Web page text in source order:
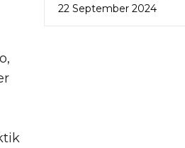
22 September 2024